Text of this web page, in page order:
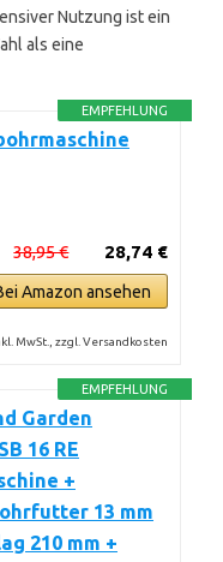
Nutzung ist ein
als eine
EMPFEHLUNG
28,74 €
38,95 €
Amazon ansehen
MwSt., zzgl. Versandkosten
EMPFEHLUNG
Garden
16 RE
+
13 mm
210 mm +